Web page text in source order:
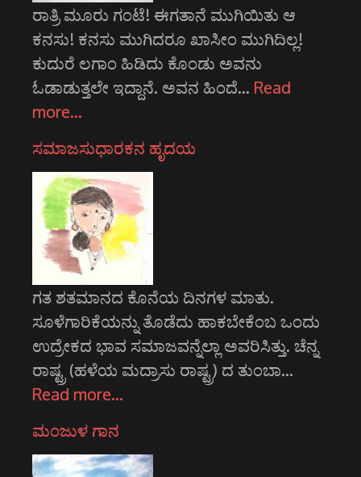
ರಾತ್ರಿ ಮೂರು ಗಂಟೆ! ಈಗತಾನೆ ಮುಗಿಯಿತು ಆ
ಕನಸು! ಕನಸು ಮುಗಿದರೂ ಖಾಸೀಂ ಮುಗಿದಿಲ್ಲ!
ಕುದುರೆ ಲಗಾಂ ಹಿಡಿದು ಕೊಂಡು ಅವನು
ಓಡಾಡುತ್ತಲೇ ಇದ್ದಾನೆ. ಅವನ ಹಿಂದೆ… Read
more…
ಸಮಾಜಸುಧಾರಕನ ಹೃದಯ
ಗತ ಶತಮಾನದ ಕೊನೆಯ ದಿನಗಳ ಮಾತು.
ಸೂಳೆಗಾರಿಕೆಯನ್ನು ತೊಡೆದು ಹಾಕಬೇಕೆಂಬ ಒಂದು
ಉದ್ರೇಕದ ಭಾವ ಸಮಾಜವನ್ನೆಲ್ಲಾ ಅವರಿಸಿತ್ತು. ಚೆನ್ನ
ರಾಷ್ಟ್ರ (ಹಳೆಯ ಮದ್ರಾಸು ರಾಷ್ಟ್ರ) ದ ತುಂಬಾ…
Read more…
ಮಂಜುಳ ಗಾನ